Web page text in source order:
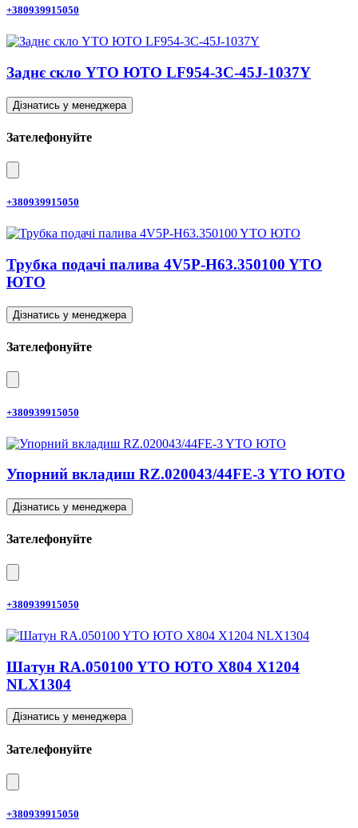
+380939915050
Заднє скло YTO ЮТО LF954-3C-45J-1037Y
Дізнатись у менеджера
Зателефонуйте
+380939915050
Трубка подачі палива 4V5P-H63.350100 YTO
ЮТО
Дізнатись у менеджера
Зателефонуйте
+380939915050
Упорний вкладиш RZ.020043/44FE-3 YTO ЮТО
Дізнатись у менеджера
Зателефонуйте
+380939915050
Шатун RA.050100 YTO ЮТО X804 X1204
NLX1304
Дізнатись у менеджера
Зателефонуйте
+380939915050